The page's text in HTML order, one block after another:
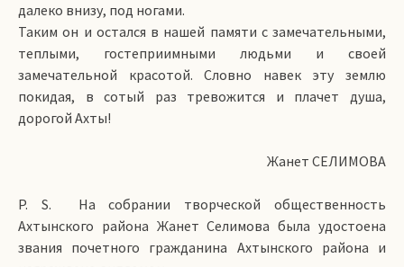
далеко внизу, под ногами.
Таким он и остался в нашей памяти с замечательными,
теплыми, гостеприимными людьми и своей
замечательной красотой. Словно навек эту землю
покидая, в сотый раз тревожится и плачет душа,
дорогой Ахты!
Жанет СЕЛИМОВА
P. S. На собрании творческой общественность
Ахтынского района Жанет Селимова была удостоена
звания почетного гражданина Ахтынского района и